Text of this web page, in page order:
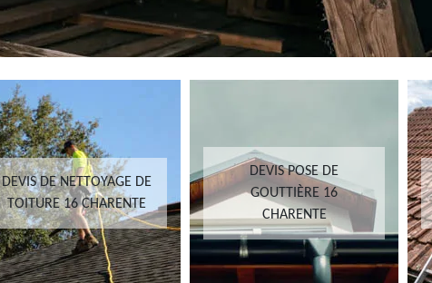
DEVIS DE NETTOYAGE DE
TOITURE 16 CHARENTE
DEVIS POSE DE
GOUTTIÈRE 16
CHARENTE